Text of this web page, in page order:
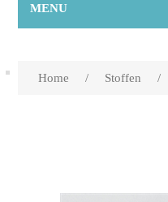
MENU
Home / Stoffen /